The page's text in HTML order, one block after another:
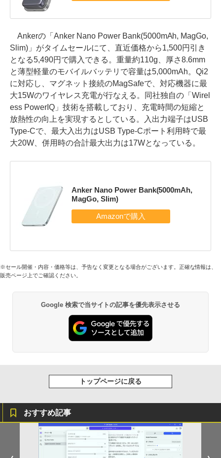
Ankerの「Anker Nano Power Bank(5000mAh, MagGo,
Slim)」がタイムセールにて、直近価格から1,500円引き
となる5,490円で購入できる。重量約110g、厚さ8.6mm
と薄型軽量のモバイルバッテリで容量は5,000mAh。Qi2
に対応し、マグネット接続のMagSafeで、対応機器に最
大15Wのワイヤレス充電が行なえる。同社独自の「Wirel
ess PowerIQ」技術を搭載しており、充電時間の短縮と
放熱性の向上を実現するとしている。入出力端子はUSB
Type-Cで、最大入出力はUSB Type-Cポート利用時で最
大20W、併用時の合計最大出力は17Wとなっている。
Anker Nano Power Bank(5000mAh,
MagGo, Slim)
※セール開催・内容・価格等は、予告なく変更となる場合がございます。正確な情報は、
販売ページ上でご確認ください。
Google 検索で当サイトの記事を優先表示させる
トップページに戻る
おすすめ記事